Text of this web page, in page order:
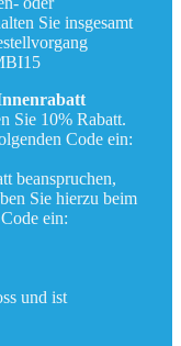
Sie insgesamt
Sie 10% Rabatt.
Code ein:
beanspruchen,
Sie hierzu beim
ein:
und ist